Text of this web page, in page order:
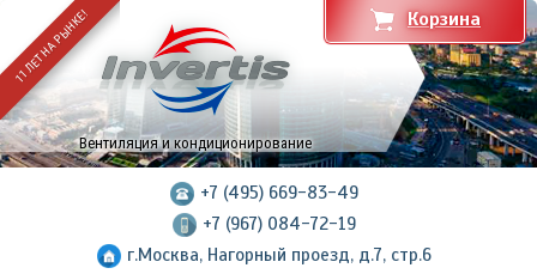
11 ЛЕТ НА РЫНКЕ!
Вентиляция и кондиционирование
+7 (495) 669-83-49
+7 (967) 084-72-19
г.Москва, Нагорный проезд, д.7, стр.6
Корзина